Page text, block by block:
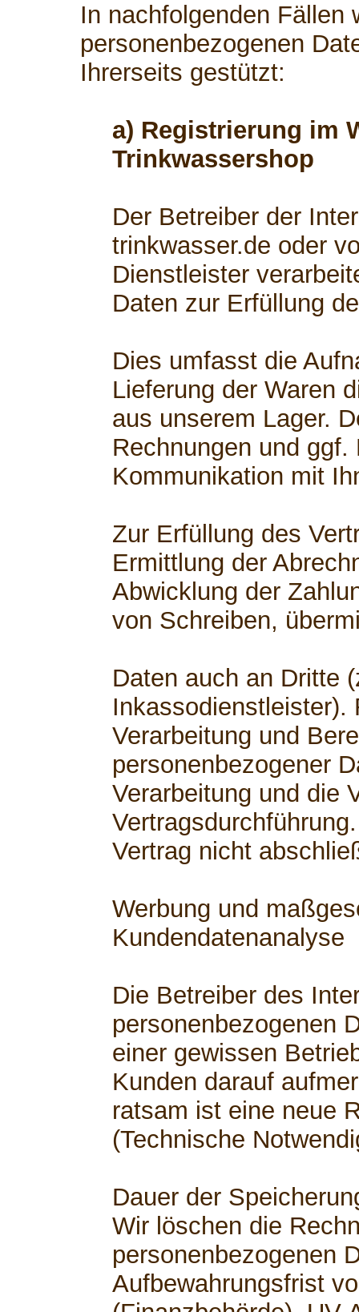
In nachfolgenden Fällen
personenbezogenen
Ihrerseits gestützt:
a) Registrierung im
Trinkwassershop
Der Betreiber der
trinkwasser.de oder
Dienstleister
Daten zur Erfüllung
Dies umfasst die
Lieferung der Waren
aus unserem Lager.
Rechnungen und
Kommunikation mit
Zur Erfüllung des
Ermittlung der
Abwicklung der
von Schreiben,
Daten auch an Dritte
Inkassodienstleister).
Verarbeitung und
personenbezogener
Verarbeitung und die
Vertrag nicht
Werbung und
Kundendatenanalyse
Die Betreiber des
personenbezogenen
einer gewissen
Kunden darauf
ratsam ist eine neue
(Technische
Dauer der
Wir löschen die
personenbezogenen
Aufbewahrungsfrist